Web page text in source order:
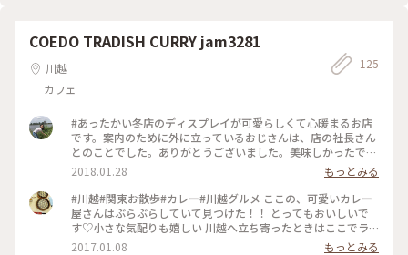
イ #チャイ #レトロ #美味しい #cafe #浦和カフェ #浦和 #ぷり
んシリーズ
COEDO TRADISH CURRY jam3281
川越
カフェ
125
#あったかい冬店のディスプレイが可愛らしくて心暖まるお店
です。案内のために外に立っているおじさんは、店の社長さん
とのことでした。ありがとうございました。美味しかったで
す。
2018.01.28
もっとみる
#川越#関東お散歩#カレー#川越グルメ ここの、可愛いカレー
屋さんはぶらぶらしていて見つけた！！ とってもおいしいで
す♡小さな気配りも嬉しい 川越へ立ち寄ったときはここでラ
ンチと決めました。絶対リピート。
2017.01.08
もっとみる